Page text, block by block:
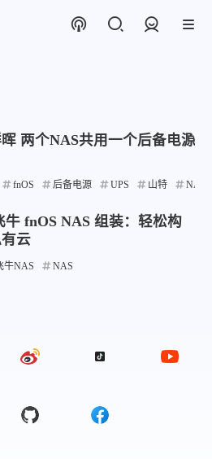
两个NAS共用一个后备电源
fnOS 后备电源 UPS 山特 NAS
牛 fnOS NAS 组装：轻松构
云
飞牛NAS NAS